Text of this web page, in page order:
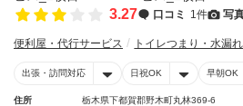
3.27 口コミ 1件 写
便利屋・代行サービス トイレつまり・水漏
出張・訪問対応 日祝OK 早朝OK
住所
栃木県下都賀郡野木町丸林369-6